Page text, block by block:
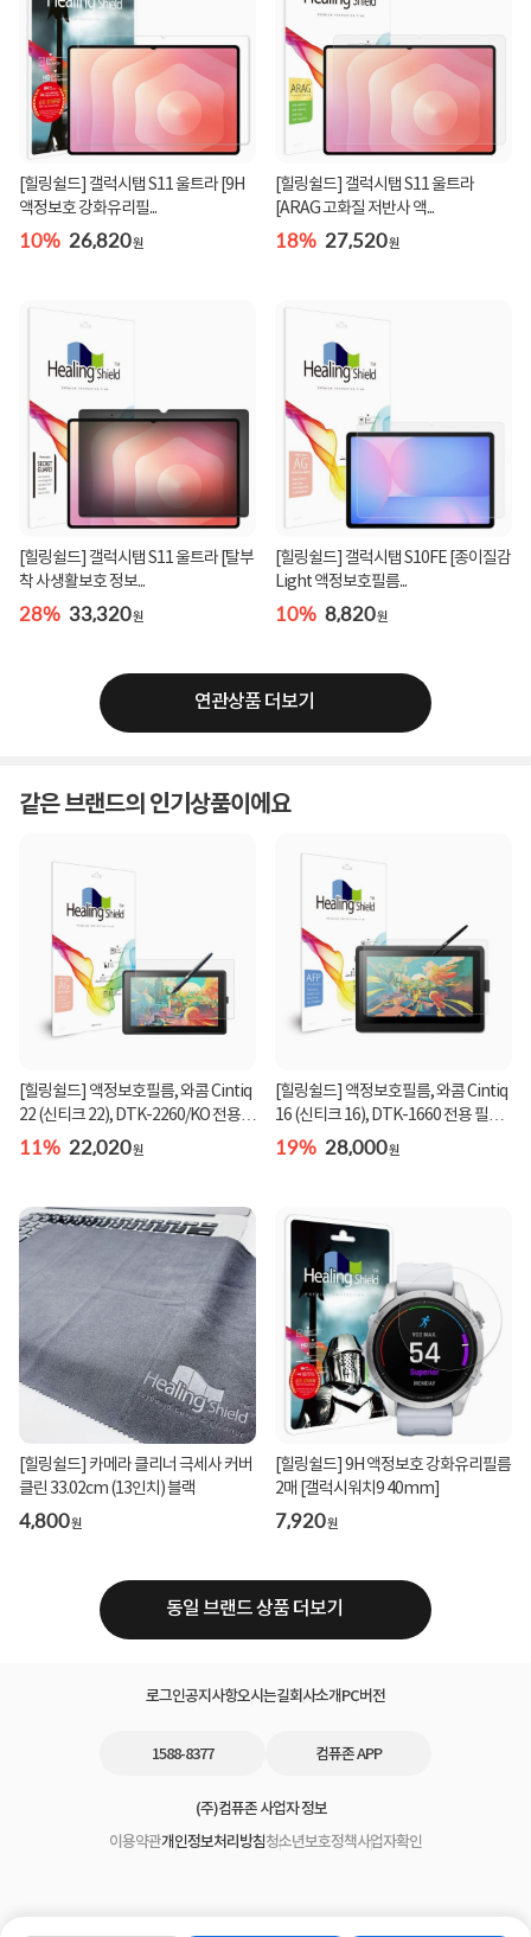
[힐링쉴드] 갤럭시탭 S11 울트라 [9H
액정보호 강화유리필...
10% 26,820원
[힐링쉴드] 갤럭시탭 S11 울트라
[ARAG 고화질 저반사 액...
18% 27,520원
[힐링쉴드] 갤럭시탭 S11 울트라 [탈부
착 사생활보호 정보...
28% 33,320원
[힐링쉴드] 갤럭시탭 S10FE [종이질감
Light 액정보호필름...
10% 8,820원
연관상품 더보기
같은 브랜드의 인기상품이에요
[힐링쉴드] 액정보호필름, 와콤 Cintiq
22 (신티크 22), DTK-2260/KO 전용
필름, 힐...
11% 22,020원
[힐링쉴드] 액정보호필름, 와콤 Cintiq
16 (신티크 16), DTK-1660 전용 필름,
힐링쉴...
19% 28,000원
[힐링쉴드] 카메라 클리너 극세사 커버
클린 33.02cm (13인치) 블랙
4,800원
[힐링쉴드] 9H 액정보호 강화유리필름
2매 [갤럭시워치9 40mm]
7,920원
동일 브랜드 상품 더보기
로그인공지사항오시는길회사소개PC버전
1588-8377 컴퓨존 APP
(주)컴퓨존 사업자 정보
이용약관개인정보처리방침청소년보호정책사업자확인